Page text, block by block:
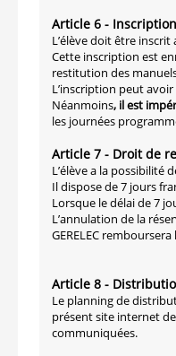
Article 6 -
L’élève doit être inscrit
Cette inscription est
restitution des
L’inscription peut
Néanmoins, il est
les journées
Article 7 - Droit de
L’élève a la possibilité
Il dispose de 7 jours
Lorsque le délai de 7
L’annulation de la
GERELEC
Article 8 -
Le planning de
présent site internet
communiquées.